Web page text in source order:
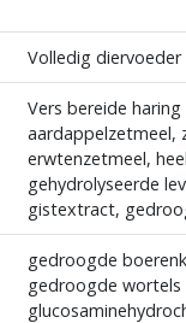
Volledig
Vers bereide
aardappelzetmeel,
erwtenzetmeel,
gehydrolyseerde
gistextract,
gedroogde
gedroogde wortels